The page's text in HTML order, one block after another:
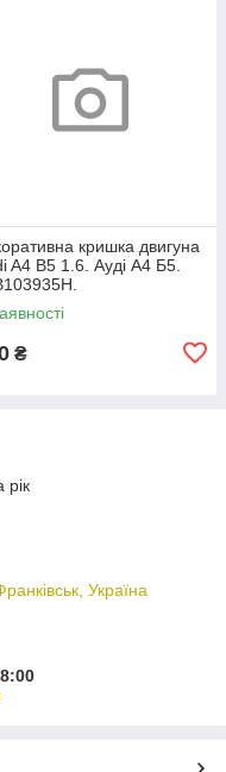
кришка двигуна
A4 B5 1.6. Ауді А4 Б5.
₴
рік
Україна